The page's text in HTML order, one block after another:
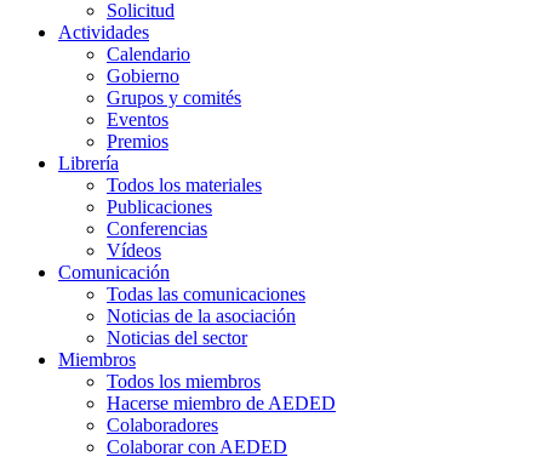
Solicitud
Actividades
Calendario
Gobierno
Grupos y comités
Eventos
Premios
Librería
Todos los materiales
Publicaciones
Conferencias
Vídeos
Comunicación
Todas las comunicaciones
Noticias de la asociación
Noticias del sector
Miembros
Todos los miembros
Hacerse miembro de AEDED
Colaboradores
Colaborar con AEDED